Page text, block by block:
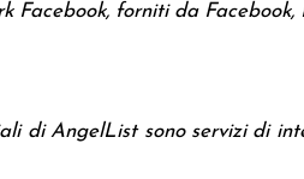
Facebook, forniti da Facebook,
di AngelList sono servizi di